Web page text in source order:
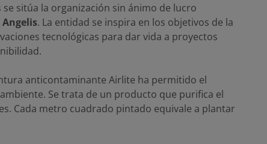
sitúa la organización sin ánimo de lucro
Angelis. La entidad se inspira en los objetivos de la
tecnológicas para dar vida a proyectos
anticontaminante Airlite ha permitido el
Se trata de un producto que purifica el
Cada metro cuadrado pintado equivale a plantar